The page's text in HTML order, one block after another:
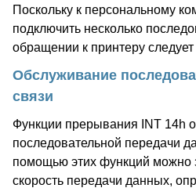
Поскольку к персональному
подключить несколько
обращении к принтеру
Обслуживание
связи
Функции прерывания INT 14h
последовательной передачи
помощью этих функций можно
скорость передачи данных,